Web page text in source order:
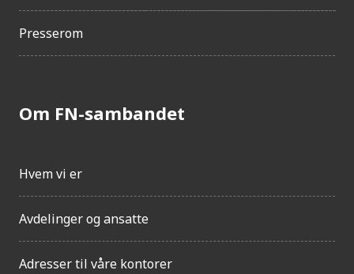
e
e
Presserom
Om FN-sambandet
Hvem vi er
Avdelinger og ansatte
Adresser til våre kontorer